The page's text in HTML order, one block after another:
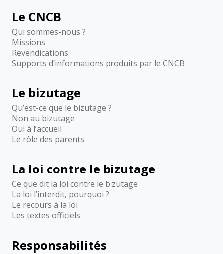
Le CNCB
Qui sommes-nous ?
Missions
Revendications
Supports d’informations produits par le CNCB
Le bizutage
Qu’est-ce que le bizutage ?
Non au bizutage
Oui à l’accueil
Le rôle des parents
La loi contre le bizutage
Ce que dit la loi contre le bizutage
La loi l’interdit, pourquoi ?
Le recours à la loi
Les textes officiels
Responsabilités